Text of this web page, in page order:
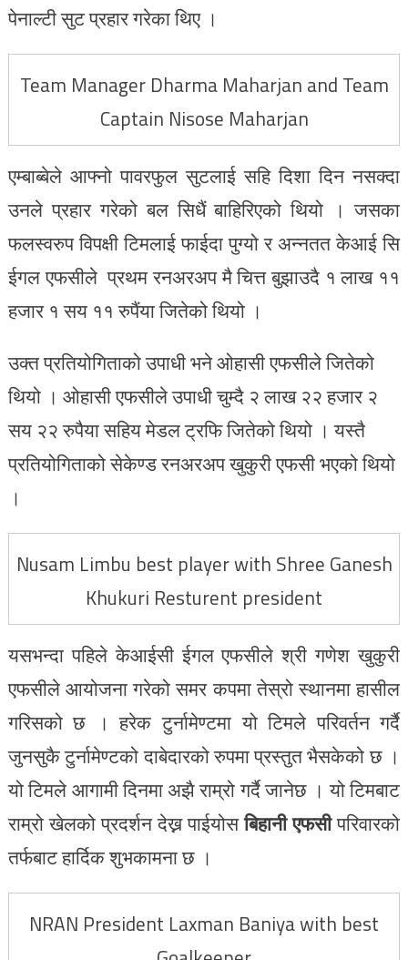
पेनाल्टी सुट प्रहार गरेका थिए ।
Team Manager Dharma Maharjan and Team
Captain Nisose Maharjan
एम्बाब्बेले आफ्नो पावरफुल सुटलाई सहि दिशा दिन नसक्दा
उनले प्रहार गरेको बल सिधैं बाहिरिएको थियो । जसका
फलस्वरुप विपक्षी टिमलाई फाईदा पुग्यो र अन्नतत केआई सि
ईगल एफसीले प्रथम रनअरअप मै चित्त बुझाउदै १ लाख ११
हजार १ सय ११ रुपैंया जितेको थियो ।
उक्त प्रतियोगिताको उपाधी भने ओहासी एफसीले जितेको
थियो । ओहासी एफसीले उपाधी चुम्दै २ लाख २२ हजार २
सय २२ रुपैया सहिय मेडल ट्रफि जितेको थियो । यस्तै
प्रतियोगिताको सेकेण्ड रनअरअप खुकुरी एफसी भएको थियो
।
Nusam Limbu best player with Shree Ganesh
Khukuri Resturent president
यसभन्दा पहिले केआईसी ईगल एफसीले श्री गणेश खुकुरी
एफसीले आयोजना गरेको समर कपमा तेस्रो स्थानमा हासील
गरिसको छ । हरेक टुर्नामेण्टमा यो टिमले परिवर्तन गर्दै
जुनसुकै टुर्नामेण्टको दाबेदारको रुपमा प्रस्तुत भैसकेको छ ।
यो टिमले आगामी दिनमा अझै राम्रो गर्दै जानेछ । यो टिमबाट
राम्रो खेलको प्रदर्शन देख्न पाईयोसबिहानीएफसीपरिवारको
तर्फबाट हार्दिक शुभकामना छ ।
NRAN President Laxman Baniya with best